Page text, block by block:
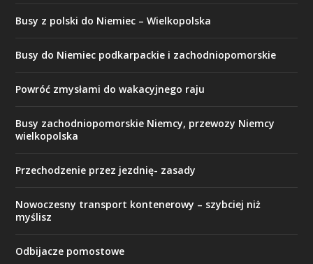
Busy z polski do Niemiec – Wielkopolska
Busy do Niemiec podkarpackie i zachodniopomorskie
Powróć zmysłami do wakacyjnego raju
Busy zachodniopomorskie Niemcy, przewozy Niemcy
wielkopolska
Przechodzenie przez jezdnię- zasady
​Nowoczesny transport kontenerowy – szybciej niż
myślisz
Odbijacze pomostowe